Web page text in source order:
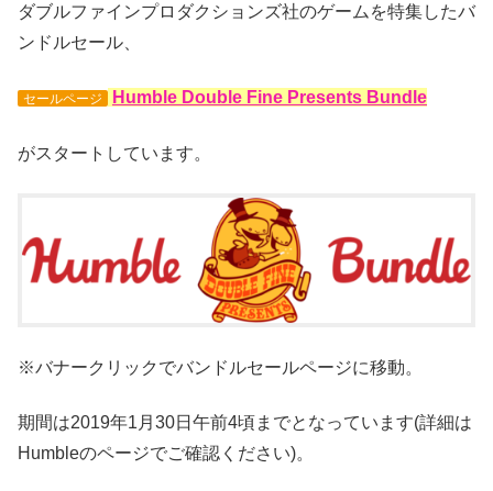
ダブルファインプロダクションズ社のゲームを特集したバ
ンドルセール、
セールページ Humble Double Fine Presents Bundle
がスタートしています。
※バナークリックでバンドルセールページに移動。
期間は2019年1月30日午前4頃までとなっています(詳細は
Humbleのページでご確認ください)。